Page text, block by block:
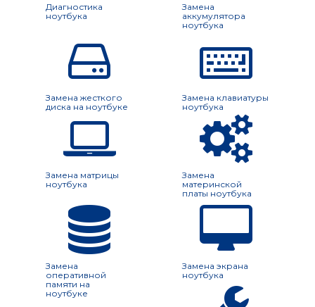
Диагностика
ноутбука
Замена
аккумулятора
ноутбука
Замена жесткого
диска на ноутбуке
Замена клавиатуры
ноутбука
Замена матрицы
ноутбука
Замена
материнской
платы ноутбука
Замена
оперативной
памяти на
ноутбуке
Замена экрана
ноутбука